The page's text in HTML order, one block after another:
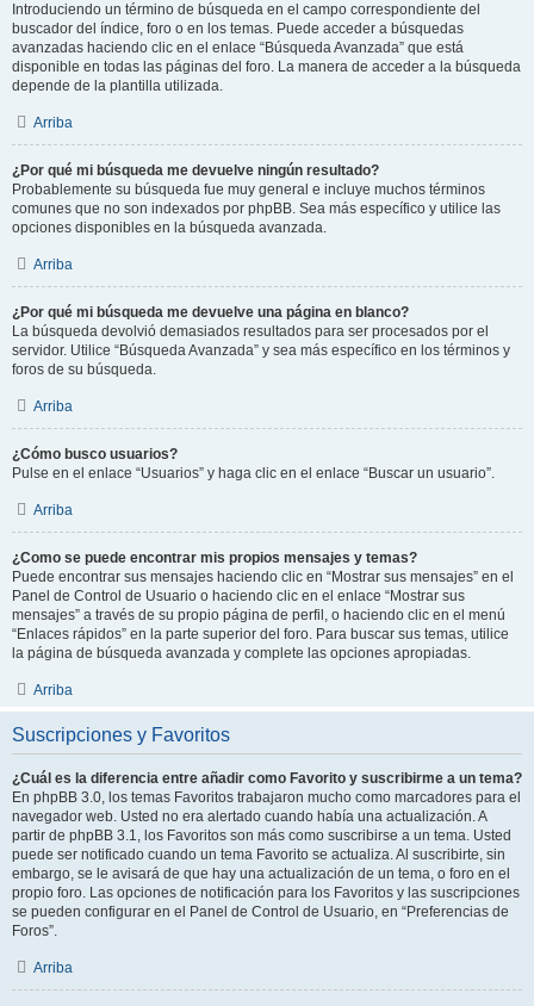
Introduciendo un término de búsqueda en el campo correspondiente del
buscador del índice, foro o en los temas. Puede acceder a búsquedas
avanzadas haciendo clic en el enlace “Búsqueda Avanzada” que está
disponible en todas las páginas del foro. La manera de acceder a la búsqueda
depende de la plantilla utilizada.
Arriba
¿Por qué mi búsqueda me devuelve ningún resultado?
Probablemente su búsqueda fue muy general e incluye muchos términos
comunes que no son indexados por phpBB. Sea más específico y utilice las
opciones disponibles en la búsqueda avanzada.
Arriba
¿Por qué mi búsqueda me devuelve una página en blanco?
La búsqueda devolvió demasiados resultados para ser procesados por el
servidor. Utilice “Búsqueda Avanzada” y sea más específico en los términos y
foros de su búsqueda.
Arriba
¿Cómo busco usuarios?
Pulse en el enlace “Usuarios” y haga clic en el enlace “Buscar un usuario”.
Arriba
¿Como se puede encontrar mis propios mensajes y temas?
Puede encontrar sus mensajes haciendo clic en “Mostrar sus mensajes” en el
Panel de Control de Usuario o haciendo clic en el enlace “Mostrar sus
mensajes” a través de su propio página de perfil, o haciendo clic en el menú
“Enlaces rápidos” en la parte superior del foro. Para buscar sus temas, utilice
la página de búsqueda avanzada y complete las opciones apropiadas.
Arriba
Suscripciones y Favoritos
¿Cuál es la diferencia entre añadir como Favorito y suscribirme a un tema?
En phpBB 3.0, los temas Favoritos trabajaron mucho como marcadores para el
navegador web. Usted no era alertado cuando había una actualización. A
partir de phpBB 3.1, los Favoritos son más como suscribirse a un tema. Usted
puede ser notificado cuando un tema Favorito se actualiza. Al suscribirte, sin
embargo, se le avisará de que hay una actualización de un tema, o foro en el
propio foro. Las opciones de notificación para los Favoritos y las suscripciones
se pueden configurar en el Panel de Control de Usuario, en “Preferencias de
Foros”.
Arriba